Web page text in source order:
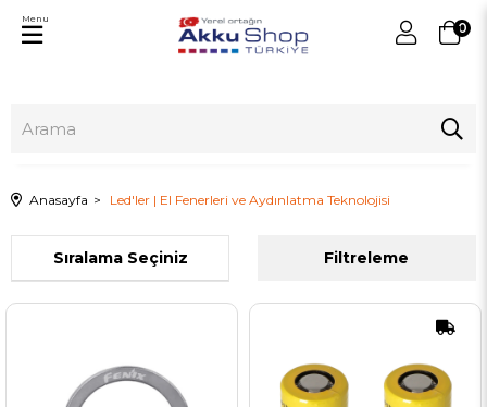
0
Menu
Anasayfa Led'ler | El Fenerleri ve Aydınlatma Teknolojisi
Filtreleme
Sıralama